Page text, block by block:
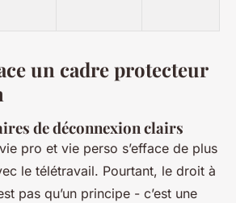
un cadre protecteur
de déconnexion clairs
pro et vie perso s’efface de plus
le télétravail. Pourtant, le droit à
pas qu’un principe - c’est une